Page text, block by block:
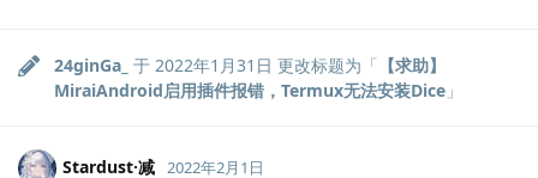
24ginGa_ 于 2022年1月31日 更改标题为「 【求助】
MiraiAndroid启用插件报错，Termux无法安装Dice 」
Stardust·减 2022年2月1日